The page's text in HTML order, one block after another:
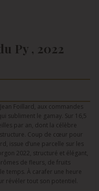
Py , 2022
Foillard, aux commandes
subliment le gamay. Sur 16,5
par an, dont la célèbre
Coup de cœur pour
issue d’une parcelle sur les
2022, structuré et élégant,
de fleurs, de fruits
temps. À carafer une heure
révéler tout son potentiel.